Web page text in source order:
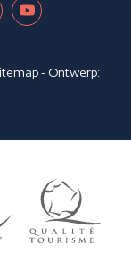
- Ontwerp: